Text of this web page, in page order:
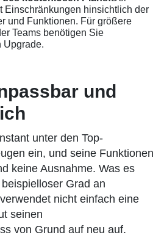
Einschränkungen hinsichtlich der
und Funktionen. Für größere
Teams benötigen Sie
Upgrade.
und
unter den Top-
ein, und seine Funktionen
keine Ausnahme. Was es
Grad an
nicht einfach eine
seinen
von Grund auf neu auf.